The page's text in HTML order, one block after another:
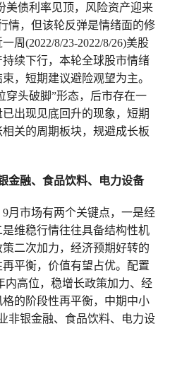
美债利率见顶，风险资产迎来
情，但该轮反弹是情绪面的修
周(2022/8/23-2022/8/26)美股
续下行，本轮全球股市情绪
，短期建议避险观望为主。
穿头破脚”形态，后市存在一
出现见底回升的现象，短期
关的周期板块，规避成长板
金融、食品饮料、电力设备
月市场有两个关键点，一是经
维稳行情往往具备结构性机
二次加力，经济预期好转的
平衡，价值有望占优。配置
内高位，稳增长政策加力、经
的阶段性再平衡，中期中小
非银金融、食品饮料、电力设